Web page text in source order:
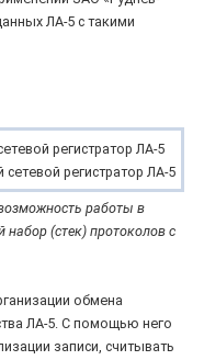
ЛА-5 с такими
регистратор ЛА-5
работы в
набор (стек) протоколов с
обмена
ЛА-5. С помощью него
записи, считывать